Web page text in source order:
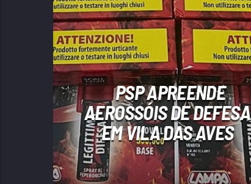
PSP APREENDE
AEROSSÓIS DE DEFESA
EM VILA DAS AVES